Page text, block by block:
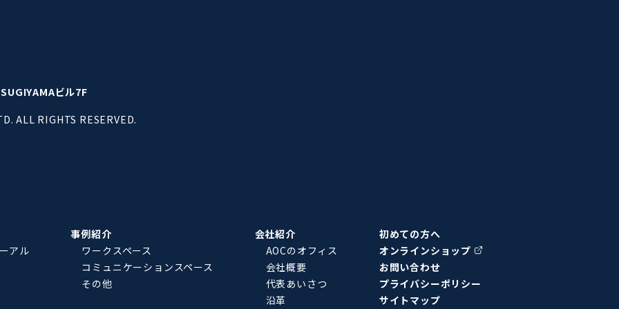
ビル7F
ALL RIGHTS RESERVED.
アル
事例紹介
ワークスペース
コミュニケーションスペース
その他
会社紹介
AOCのオフィス
会社概要
代表あいさつ
沿革
初めての方へ
オンラインショップ
お問い合わせ
プライバシーポリシー
サイトマップ